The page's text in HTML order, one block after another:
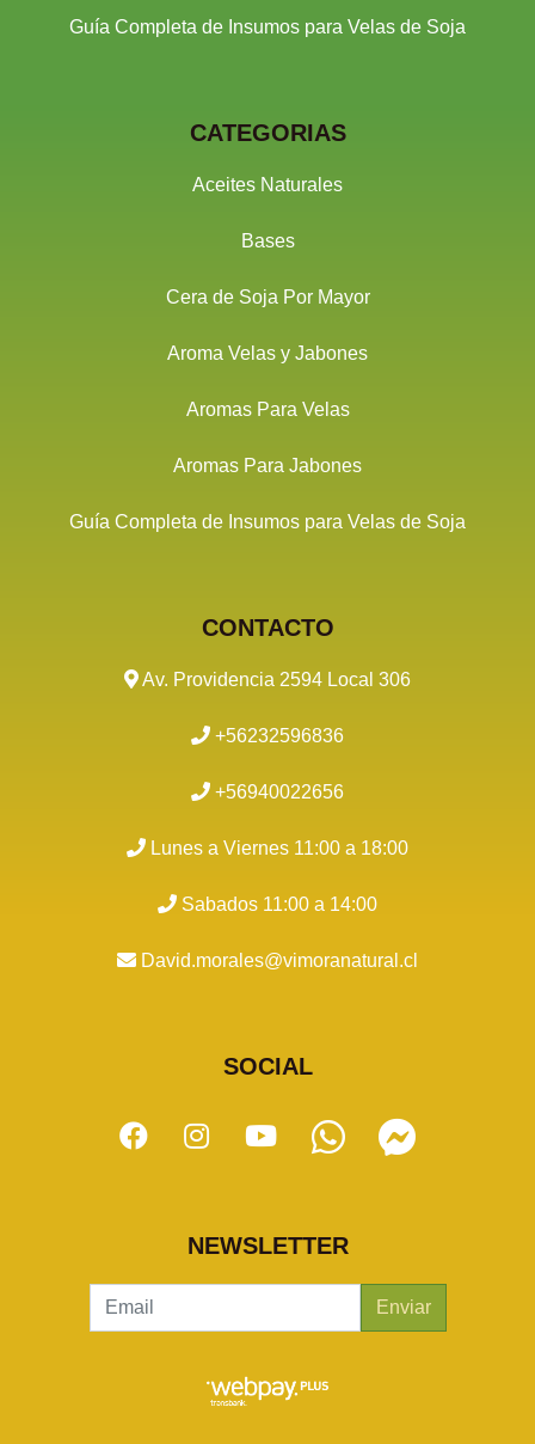
Guía Completa de Insumos para Velas de Soja
CATEGORIAS
Aceites Naturales
Bases
Cera de Soja Por Mayor
Aroma Velas y Jabones
Aromas Para Velas
Aromas Para Jabones
Guía Completa de Insumos para Velas de Soja
CONTACTO
Av. Providencia 2594 Local 306
+56232596836
+56940022656
Lunes a Viernes 11:00 a 18:00
Sabados 11:00 a 14:00
David.morales@vimoranatural.cl
SOCIAL
NEWSLETTER
Enviar